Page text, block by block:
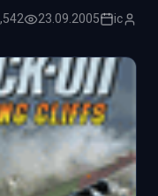
ic
23.09.2005
1,542